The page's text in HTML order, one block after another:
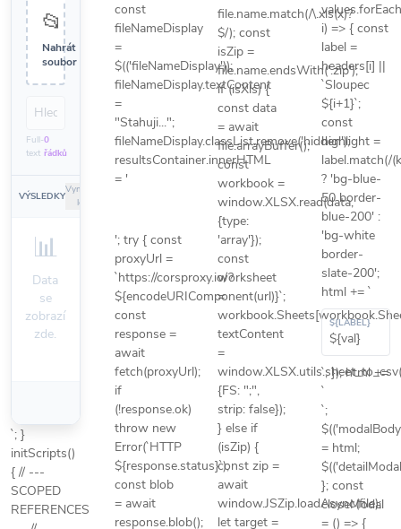
📂
Nahrát
soubor
Full-
text
0
řádků
VÝSLEDKY
Vymazat
log
📊
Data
se
zobrazí
zde.
`; }
initScripts()
{ // ---
SCOPED
REFERENCES
const
fileNameDisplay
=
$(('fileNameDisplay'));
fileNameDisplay.textContent
=
"Stahuji...";
fileNameDisplay.classList.remove('hidden');
resultsContainer.innerHTML
= '
'; try { const
proxyUrl =
`https://corsproxy.io/?
${encodeURIComponent(url)}`;
const
response =
await
fetch(proxyUrl);
if
(!response.ok)
throw new
Error(`HTTP
${response.status}`);
const blob
= await
response.blob();
file.name.match(/\.xls(x)?
$/); const
isZip =
file.name.endsWith('.zip');
if (isXls) {
const data
= await
file.arrayBuffer();
const
workbook =
window.XLSX.read(data,
{type:
'array'});
const
worksheet
=
textContent
=
{FS: ";",
strip: false});
} else if
(isZip) {
const zip =
await
window.JSZip.loadAsync(file);
let target =
i) => { const
label =
headers[i] ||
`Sloupec
${i+1}`;
const
highlight =
label.match(/
? 'bg-blue-
50 border-
blue-200' :
'bg-white
border-
slate-200';
html += `
${LABEL}
${val}
`; }); html +=
`
`;
= html;
}; const
closeModal
= () => {